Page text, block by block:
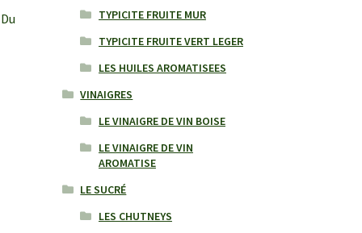
TYPICITE FRUITE MUR
TYPICITE FRUITE VERT LEGER
LES HUILES AROMATISEES
VINAIGRES
LE VINAIGRE DE VIN BOISE
LE VINAIGRE DE VIN
AROMATISE
LE SUCRÉ
LES CHUTNEYS